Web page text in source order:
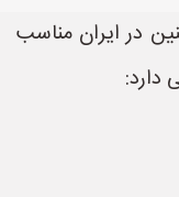
در ایران مناسب
دارد: